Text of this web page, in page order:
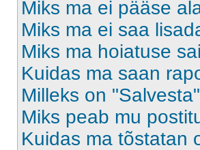
Miks ma ei pääse
Miks ma ei saa
Miks ma hoiatuse
Kuidas ma saan
Milleks on
Miks peab mu
Kuidas ma tõstatan